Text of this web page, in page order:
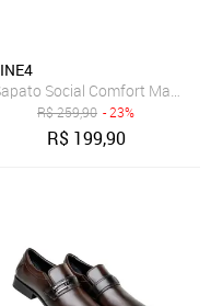
Couro Estilo Calçar Ouro
Social Comfort Macio
R$259,90 - 23%
R$ 199,90